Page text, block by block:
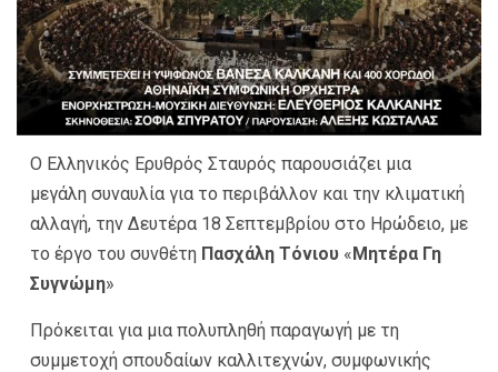
Ο Ελληνικός Ερυθρός Σταυρός παρουσιάζει μια
μεγάλη συναυλία για το περιβάλλον και την κλιματική
αλλαγή, την Δευτέρα 18 Σεπτεμβρίου στο Ηρώδειο, με
το έργο του συνθέτη Πασχάλη Τόνιου «Μητέρα Γη
Συγνώμη»
Πρόκειται για μια πολυπληθή παραγωγή με τη
συμμετοχή σπουδαίων καλλιτεχνών, συμφωνικής